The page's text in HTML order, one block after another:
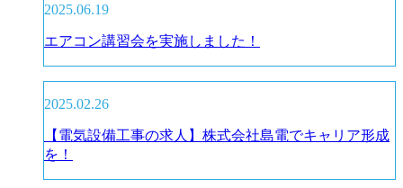
2025.06.19
エアコン講習会を実施しました！
2025.02.26
【電気設備工事の求人】株式会社島電でキャリア形成
を！